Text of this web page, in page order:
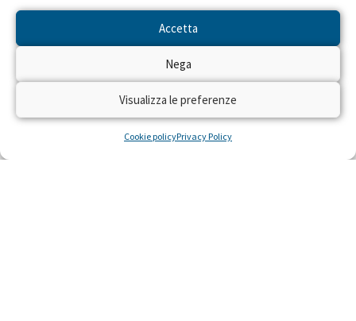
Accetta
Nega
Visualizza le preferenze
Cookie policyPrivacy Policy
NEWS DAL PROGETTO
Sembra che non ci siano risultati per la ricerca che hai
eseguito.